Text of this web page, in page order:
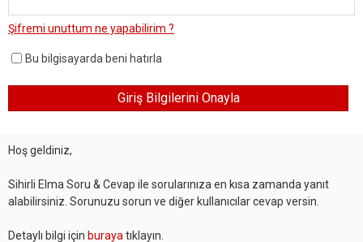
Şifremi unuttum ne yapabilirim ?
Bu bilgisayarda beni hatırla
Hoş geldiniz,
Sihirli Elma Soru & Cevap ile sorularınıza en kısa zamanda yanıt
alabilirsiniz. Sorunuzu sorun ve diğer kullanıcılar cevap versin.
Detaylı bilgi için buraya tıklayın.